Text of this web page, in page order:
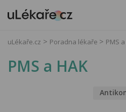
uLékaře.cz Poradna lékaře PMS
PMS a HAK